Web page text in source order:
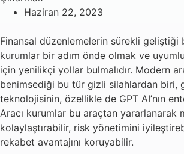
Haziran 22, 2023
Finansal düzenlemelerin sürekli geliştiği
kurumlar bir adım önde olmak ve
için yenilikçi yollar bulmalıdır. Modern
benimsediği bu tür gizli silahlardan biri,
teknolojisinin, özellikle de GPT AI’nın
Aracı kurumlar bu araçtan yararlanarak
kolaylaştırabilir, risk yönetimini
rekabet avantajını koruyabilir.